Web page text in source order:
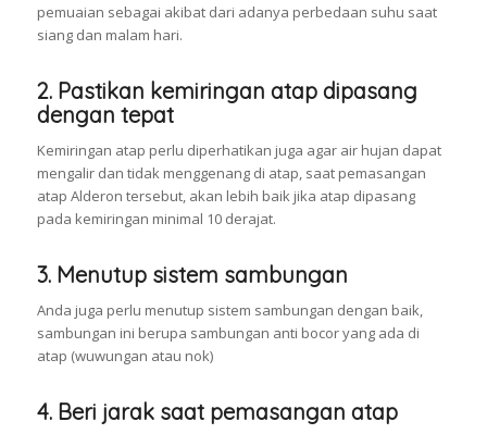
pemuaian sebagai akibat dari adanya perbedaan suhu saat
siang dan malam hari.
2. Pastikan kemiringan atap dipasang
dengan tepat
Kemiringan atap perlu diperhatikan juga agar air hujan dapat
mengalir dan tidak menggenang di atap, saat pemasangan
atap Alderon tersebut, akan lebih baik jika atap dipasang
pada kemiringan minimal 10 derajat.
3. Menutup sistem sambungan
Anda juga perlu menutup sistem sambungan dengan baik,
sambungan ini berupa sambungan anti bocor yang ada di
atap (wuwungan atau nok)
4. Beri jarak saat pemasangan atap